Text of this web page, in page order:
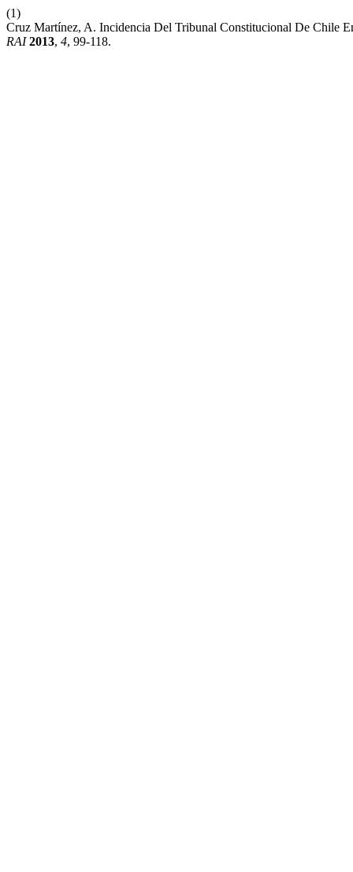
(1)
Cruz Martínez, A. Incidencia Del Tribunal Constitucional De Chile
RAI 2013, 4, 99-118.